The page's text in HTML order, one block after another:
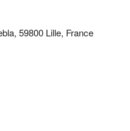
59800 Lille, France